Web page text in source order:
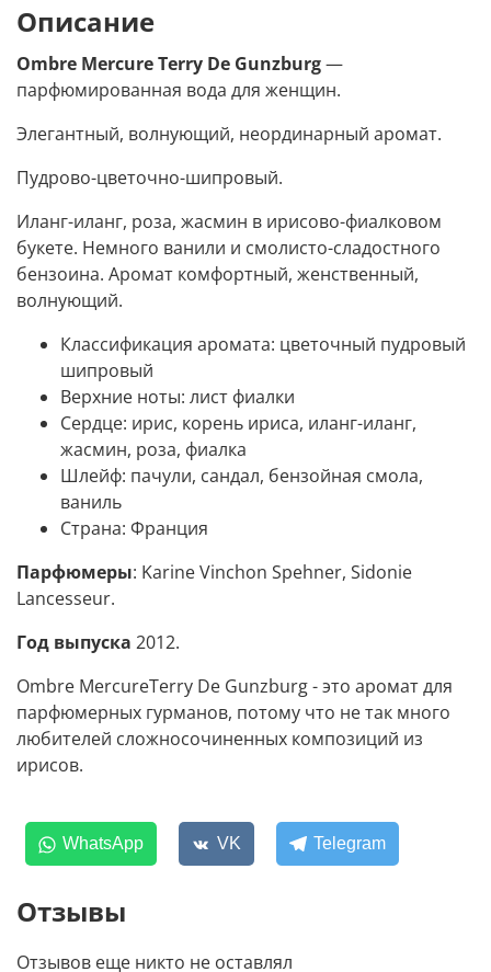
Описание
Ombre Mercure Terry De Gunzburg—
парфюмированная вода для женщин.
Элегантный, волнующий, неординарный аромат.
Пудрово-цветочно-шипровый.
Иланг-иланг, роза, жасмин в ирисово-фиалковом
букете. Немного ванили и смолисто-сладостного
бензоина. Аромат комфортный, женственный,
волнующий.
Классификация аромата: цветочный пудровый
шипровый
Верхние ноты: лист фиалки
Сердце: ирис, корень ириса, иланг-иланг,
жасмин, роза, фиалка
Шлейф: пачули, сандал, бензойная смола,
ваниль
Страна: Франция
Парфюмеры: Karine Vinchon Spehner, Sidonie
Lancesseur.
Год выпуска 2012.
Ombre MercureTerry De Gunzburg - это аромат для
парфюмерных гурманов, потому что не так много
любителей сложносочиненных композиций из
ирисов.
WhatsApp VK Telegram
Отзывы
Отзывов еще никто не оставлял